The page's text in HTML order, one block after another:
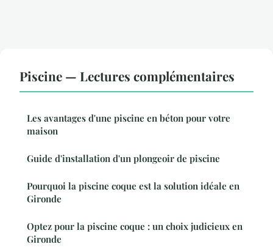
Piscine — Lectures complémentaires
Les avantages d'une piscine en béton pour votre
maison
Guide d'installation d'un plongeoir de piscine
Pourquoi la piscine coque est la solution idéale en
Gironde
Optez pour la piscine coque : un choix judicieux en
Gironde